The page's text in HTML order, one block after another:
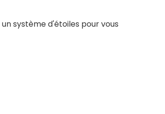
système d'étoiles pour vous